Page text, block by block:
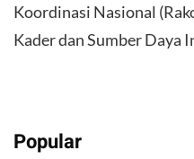
Koordinasi Nasional
Kader dan Sumber Daya
Popular